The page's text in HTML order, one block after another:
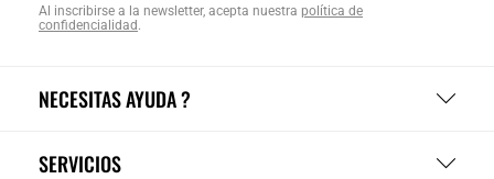
NECESITAS AYUDA ?
SERVICIOS
Al inscribirse a la newsletter, acepta nuestra política de
confidencialidad.